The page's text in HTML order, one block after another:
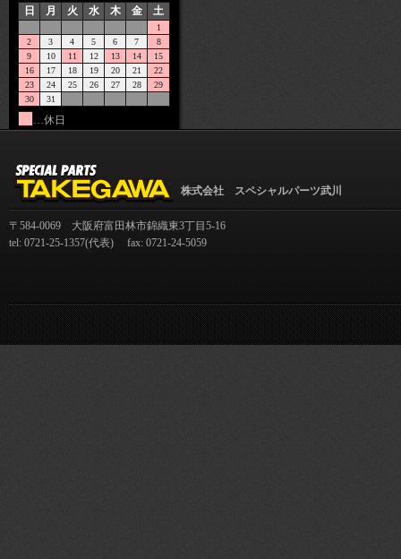
日
月 火 水 木 金 土
1
2
3 4 5 6 7
8
9
10 11 12 13 14
15
16
17 18 19 20 21
22
23
24 25 26 27 28
29
30
31
…休日
株式会社 スペシャルパーツ武川
〒584-0069 大阪府富田林市錦織東3丁目5-16
tel: 0721-25-1357(代表) fax: 0721-24-5059